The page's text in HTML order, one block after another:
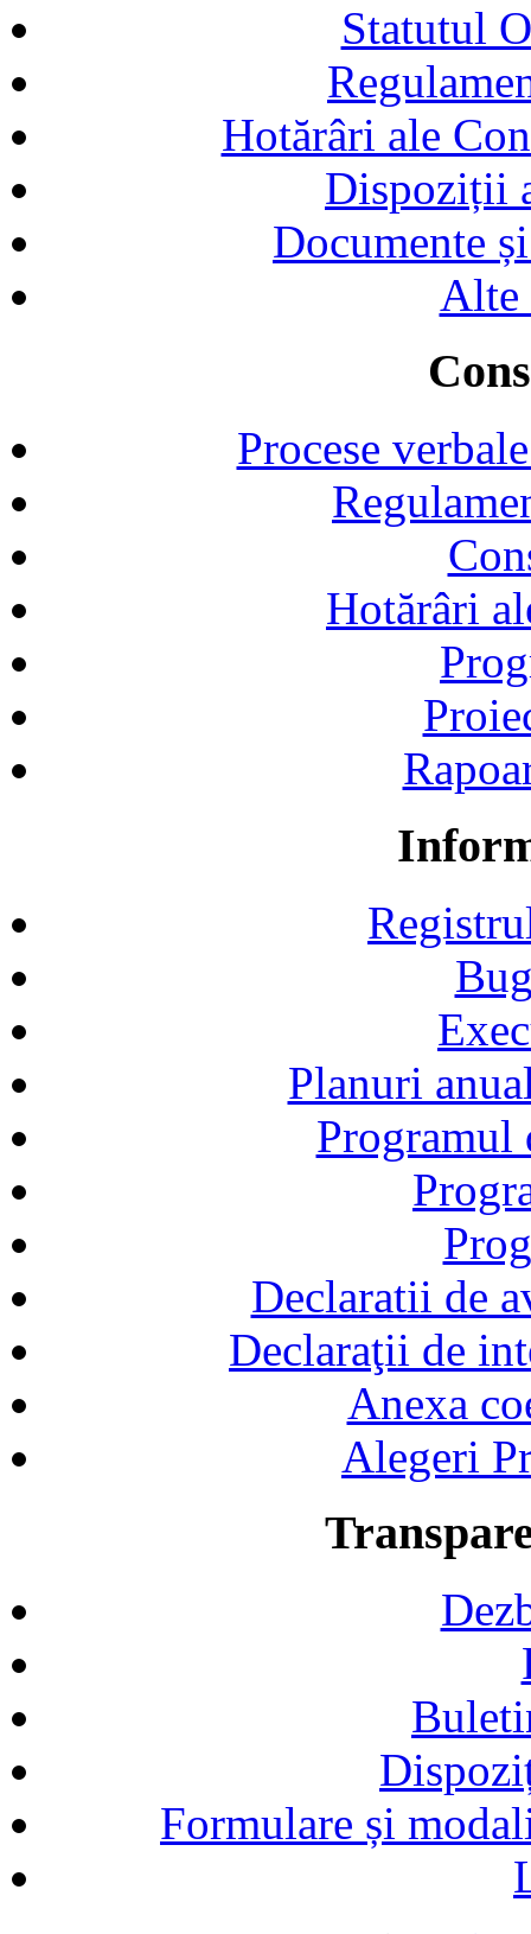
Statutul
Hotărâri ale
Dispoziții
Documente
Alte
Procese
Hotărâri
Planuri
Declaratii de
Declaraţii de
Anexa
Alegeri
Formulare și